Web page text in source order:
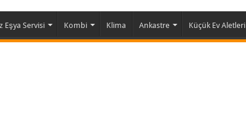
Eşya Servisi Kombi Klima Ankastre Küçük Ev Aletleri